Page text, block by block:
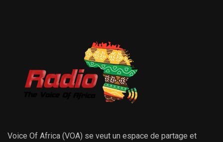
Voice Of Africa (VOA) se veut un espace de partage et